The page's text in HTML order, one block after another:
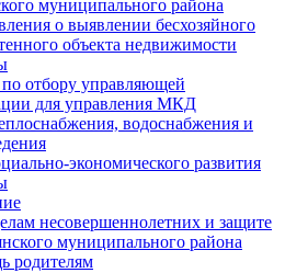
муниципального района
о выявлении бесхозяйного
объекта недвижимости
отбору управляющей
для управления МКД
водоснабжения и
экономического развития
несовершеннолетних и защите
муниципального района
родителям